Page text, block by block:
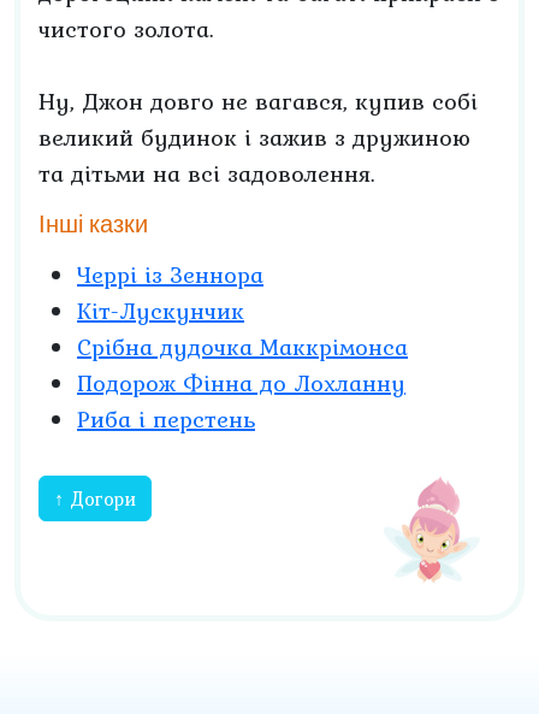
чистого золота.
Ну, Джон довго не вагався, купив собі
великий будинок і зажив з дружиною
та дітьми на всі задоволення.
Інші казки
Черрі із Зеннора
Кіт-Лускунчик
Срібна дудочка Маккрімонса
Подорож Фінна до Лохланну
Риба і перстень
↑ Догори